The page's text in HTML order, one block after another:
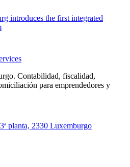
introduces the first integrated
Contabilidad, fiscalidad,
para emprendedores y
planta, 2330 Luxemburgo